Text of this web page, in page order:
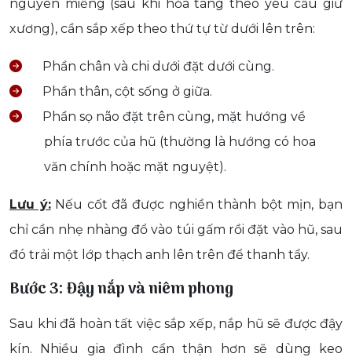
nguyên miếng (sau khi hỏa táng theo yêu cầu giữ
xương), cần sắp xếp theo thứ tự từ dưới lên trên:
Phần chân và chi dưới đặt dưới cùng.
Phần thân, cột sống ở giữa.
Phần sọ não đặt trên cùng, mặt hướng về
phía trước của hũ (thường là hướng có hoa
văn chính hoặc mặt nguyệt).
Lưu ý:Nếu cốt đã được nghiền thành bột mịn, bạn
chỉ cần nhẹ nhàng đổ vào túi gấm rồi đặt vào hũ, sau
đó trải một lớp thạch anh lên trên để thanh tẩy.
Bước 3: Đậy nắp và niêm phong
Sau khi đã hoàn tất việc sắp xếp, nắp hũ sẽ được đậy
kín. Nhiều gia đình cẩn thận hơn sẽ dùng keo